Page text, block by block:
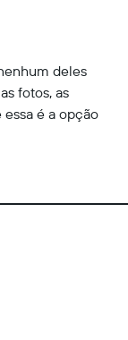
deles
fotos, as
é a opção